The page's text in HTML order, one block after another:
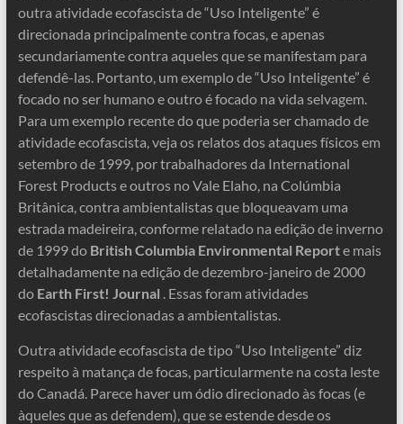
outra atividade ecofascista de “Uso Inteligente” é
direcionada principalmente contra focas, e apenas
secundariamente contra aqueles que se manifestam para
defendê-las. Portanto, um exemplo de “Uso Inteligente” é
focado no ser humano e outro é focado na vida selvagem.
Para um exemplo recente do que poderia ser chamado de
atividade ecofascista, veja os relatos dos ataques físicos em
setembro de 1999, por trabalhadores da International
Forest Products e outros no Vale Elaho, na Colúmbia
Britânica, contra ambientalistas que bloqueavam uma
estrada madeireira, conforme relatado na edição de inverno
de 1999 do British Columbia Environmental Reporte mais
detalhadamente na edição de dezembro-janeiro de 2000
do Earth First! Journal . Essas foram atividades
ecofascistas direcionadas a ambientalistas.
Outra atividade ecofascista de tipo “Uso Inteligente” diz
respeito à matança de focas, particularmente na costa leste
do Canadá. Parece haver um ódio direcionado às focas (e
àqueles que as defendem), que se estende desde os